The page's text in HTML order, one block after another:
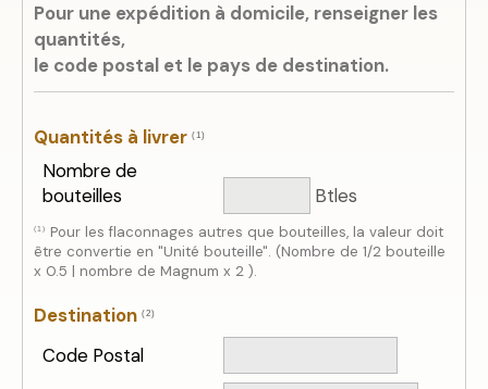
Pour une expédition à domicile, renseigner les
quantités,
le code postal et le pays de destination.
Quantités à livrer (1)
Nombre de
bouteilles
Btles
(1)
Pour les flaconnages autres que bouteilles, la valeur doit
être convertie en "Unité bouteille". (Nombre de 1/2 bouteille
x 0.5 | nombre de Magnum x 2 ).
Destination (2)
Code Postal